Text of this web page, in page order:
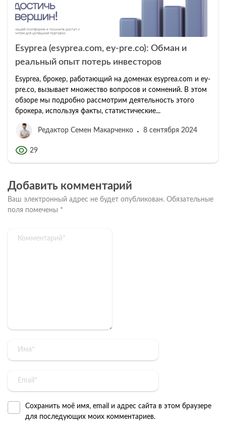
Esyprea (esyprea.com, ey-pre.co): Обман и
реальный опыт потерь инвесторов
Esyprea, брокер, работающий на доменах esyprea.com и ey-
pre.co, вызывает множество вопросов и сомнений. В этом
обзоре мы подробно рассмотрим деятельность этого
брокера, используя факты, статистические...
Редактор Семен Макарченко 8 сентября 2024
29
Добавить комментарий
Ваш электронный адрес не будет опубликован. Обязательные
поля помечены *
Сохранить моё имя, email и адрес сайта в этом браузере
для последующих моих комментариев.